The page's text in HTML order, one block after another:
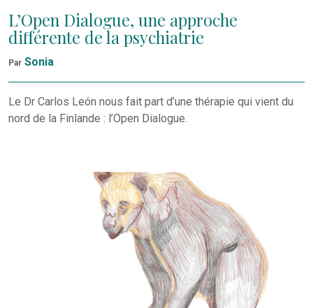
L’Open Dialogue, une approche
différente de la psychiatrie
Par Sonia
Le Dr Carlos León nous fait part d’une thérapie qui vient du
nord de la Finlande : l’Open Dialogue.